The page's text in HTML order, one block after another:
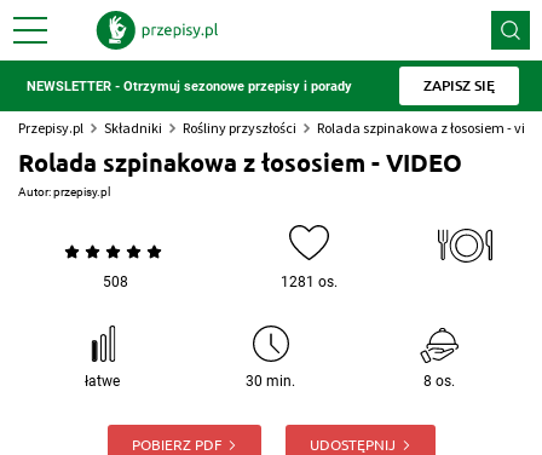
NEWSLETTER - Otrzymuj sezonowe przepisy i porady ZAPISZ SIĘ
Przepisy.pl Składniki Rośliny przyszłości Rolada szpinakowa z łososiem -
Rolada szpinakowa z łososiem - VIDEO
Autor:przepisy.pl
508 1281 os.
łatwe 30 min. 8 os.
POBIERZ PDF UDOSTĘPNIJ